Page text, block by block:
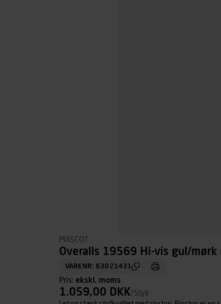
MASCOT
Overalls 19569 Hi-vis gul/mørk
VARENR: 63021431
Pris: ekskl. moms
1.059,00 DKK/Styk